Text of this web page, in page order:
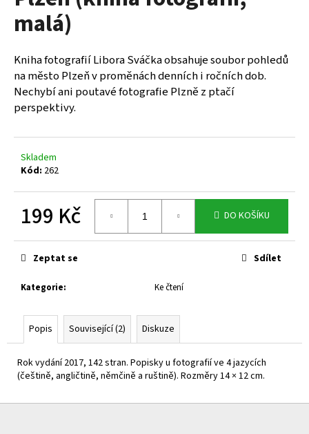
z
hvězdiček.
malá)
Kniha fotografií Libora Sváčka obsahuje soubor pohledů
na město Plzeň v proměnách denních i ročních dob.
Nechybí ani poutavé fotografie Plzně z ptačí
perspektivy.
Skladem
Kód: 262
199 Kč
cena:
DO KOŠÍKU
Kategorie: Ke čtení
Zeptat se Sdílet
Popis Související (2) Diskuze
Rok vydání 2017, 142 stran. Popisky u fotografií ve 4 jazycích
(češtině, angličtině, němčině a ruštině). Rozměry 14 × 12 cm.
a
j
í
t
?
D
o
o
j
e
m
Z